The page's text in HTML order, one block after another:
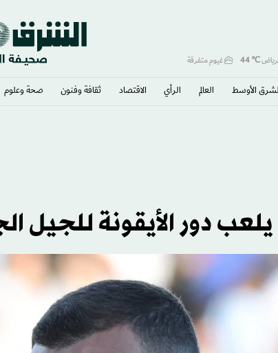
℃
44 غيوم متفرقة
الأوسط​ العالم الرأي الاقتصاد ثقافة وفنون صحة وعلوم
دور الأيقونة للجيل